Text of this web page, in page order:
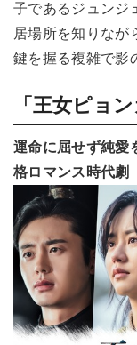
子であるジュンジ
居場所を知りなが
鍵を握る複雑で影
「王女ピョ
運命に屈せず純愛
格ロマンス時代劇